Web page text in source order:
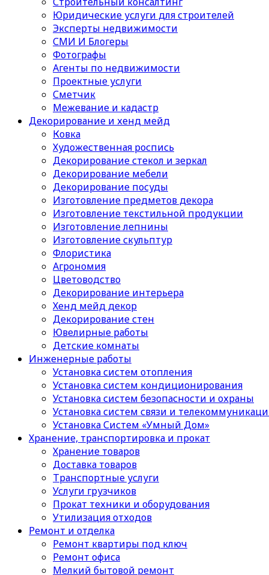
Юридические услуги для строителей
Эксперты недвижимости
СМИ И Блогеры
Фотографы
Агенты по недвижимости
Проектные услуги
Сметчик
Межевание и кадастр
Декорирование и хенд мейд
Ковка
Художественная роспись
Декорирование стекол и зеркал
Декорирование мебели
Декорирование посуды
Изготовление предметов декора
Изготовление текстильной продукции
Изготовление лепнины
Изготовление скульптур
Флористика
Агрономия
Цветоводство
Декорирование интерьера
Хенд мейд декор
Декорирование стен
Ювелирные работы
Детские комнаты
Инженерные работы
Установка систем отопления
Установка систем кондиционирования
Установка систем безопасности и охраны
Установка систем связи и
Установка Систем «Умный Дом»
Хранение, транспортировка и прокат
Хранение товаров
Доставка товаров
Транспортные услуги
Услуги грузчиков
Прокат техники и оборудования
Утилизация отходов
Ремонт и отделка
Ремонт квартиры под ключ
Ремонт офиса
Мелкий бытовой ремонт